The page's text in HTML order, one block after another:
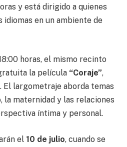
y está dirigido a quienes
en un ambiente de
horas, el mismo recinto
la película “Coraje”,
El largometraje aborda temas
la maternidad y las relaciones
íntima y personal.
el 10 de julio, cuando se